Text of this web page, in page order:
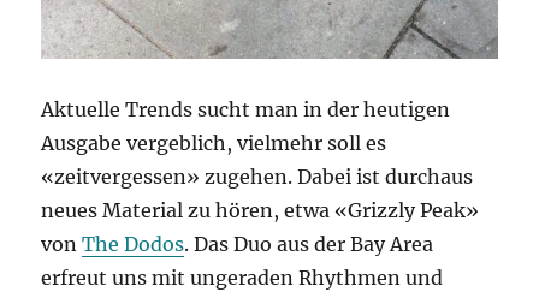
Aktuelle Trends sucht man in der heutigen
Ausgabe vergeblich, vielmehr soll es
«zeitvergessen» zugehen. Dabei ist durchaus
neues Material zu hören, etwa «Grizzly Peak»
vonThe Dodos. Das Duo aus der Bay Area
erfreut uns mit ungeraden Rhythmen und